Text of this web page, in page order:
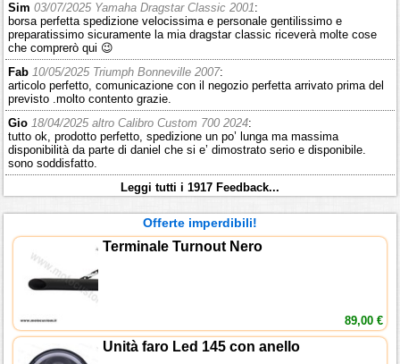
Sim 03/07/2025 Yamaha Dragstar Classic 2001:
borsa perfetta spedizione velocissima e personale gentilissimo e
preparatissimo sicuramente la mia dragstar classic riceverà molte cose
che comprerò qui 😉
Fab 10/05/2025 Triumph Bonneville 2007:
articolo perfetto, comunicazione con il negozio perfetta arrivato prima del
previsto .molto contento grazie.
Gio 18/04/2025 altro Calibro Custom 700 2024:
tutto ok, prodotto perfetto, spedizione un po’ lunga ma massima
disponibilità da parte di daniel che si e’ dimostrato serio e disponibile.
sono soddisfatto.
Leggi tutti i 1917 Feedback...
Offerte imperdibili!
Terminale Turnout Nero
89,00 €
Unità faro Led 145 con anello